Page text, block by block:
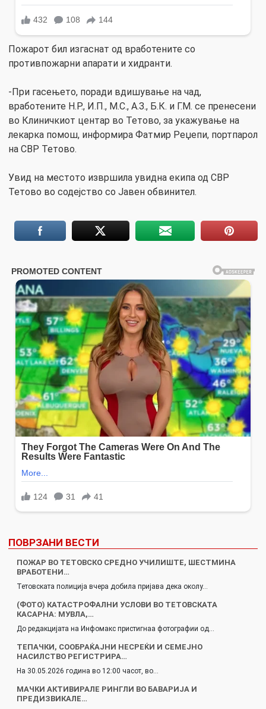
Пожарот бил изгаснат од вработените со
противпожарни апарати и хидранти.
-При гасењето, поради вдишување на чад,
вработените Н.Р., И.П., М.С., А.З., Б.К. и Г.М. се пренесени
во Клиничкиот центар во Тетово, за укажување на
лекарка помош, информира Фатмир Реџепи, портпарол
на СВР Тетово.
Увид на местото извршила увидна екипа од СВР
Тетово во содејство со Јавен обвинител.
ПОВРЗАНИ ВЕСТИ
ПОЖАР ВО ТЕТОВСКО СРЕДНО УЧИЛИШТЕ, ШЕСТМИНА
ВРАБОТЕНИ…
Тетовската полиција вчера добила пријава дека околу…
(ФОТО) КАТАСТРОФАЛНИ УСЛОВИ ВО ТЕТОВСКАТА
КАСАРНА: МУВЛА,…
До редакцијата на Инфомакс пристигнаа фотографии од…
ТЕПАЧКИ, СООБРАЌАЈНИ НЕСРЕЌИ И СЕМЕЈНО
НАСИЛСТВО РЕГИСТРИРА…
На 30.05.2026 година во 12:00 часот, во…
МАЧКИ АКТИВИРАЛЕ РИНГЛИ ВО БАВАРИЈА И
ПРЕДИЗВИКАЛЕ…